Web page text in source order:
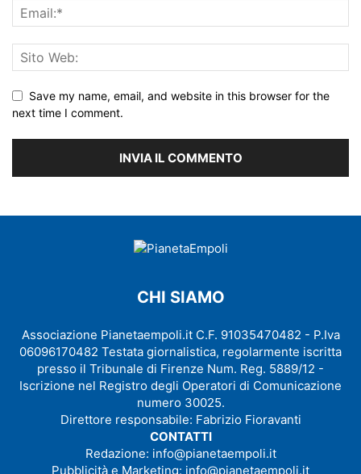
Save my name, email, and website in this browser for the
next time I comment.
CHI SIAMO
Associazione Pianetaempoli.it C.F. 91035470482 - P.Iva
06096170482 Testata giornalistica, regolarmente iscritta
presso il Tribunale di Firenze Num. Reg. 5889/12 -
Iscrizione nel Registro degli Operatori di Comunicazione
numero 30025.
Direttore responsabile: Fabrizio Fioravanti
CONTATTI
Redazione: info@pianetaempoli.it
Pubblicità e Marketing: info@pianetaempoli.it